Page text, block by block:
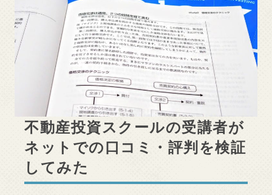
不動産投資スクールの受講者が
ネットでの口コミ・評判を検証
してみた